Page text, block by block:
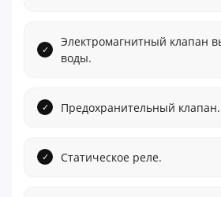
Электромагнитный клапан
воды.
Предохранительный клапан.
Статическое реле.